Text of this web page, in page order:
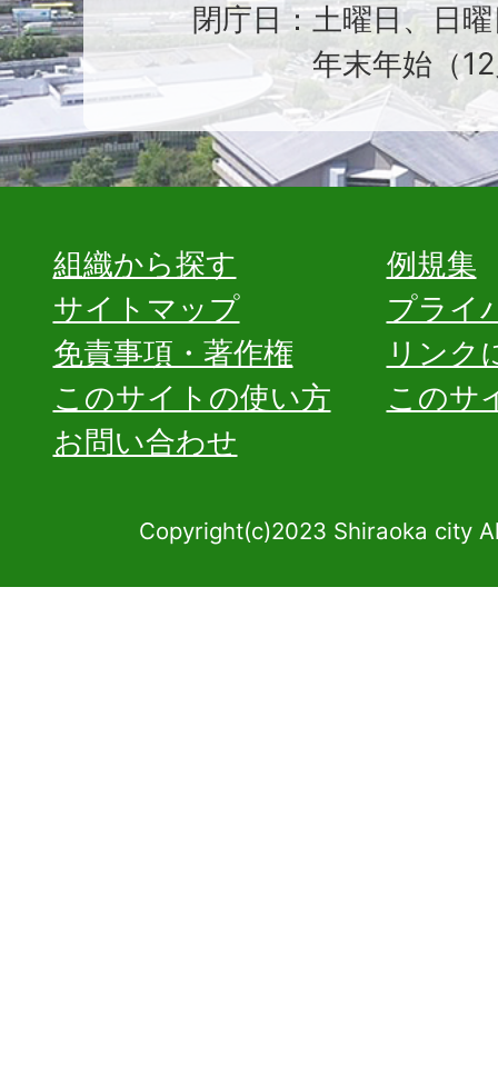
閉庁日：土曜日、日
年末年始（
組織から探す
例規集
サイトマップ
プライ
免責事項・著作権
リンク
このサイトの使い方
このサ
お問い合わせ
Copyright(c)2023 Shiraoka city